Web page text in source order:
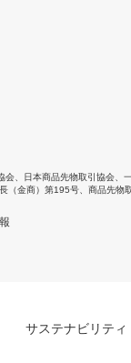
会 日本商品先物取引協会
（金商）第195号、商品先物
サステナビリティ